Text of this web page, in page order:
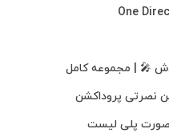
🎤 | مجموعه کامل
نصرتی پروداکشن
پلی لیست